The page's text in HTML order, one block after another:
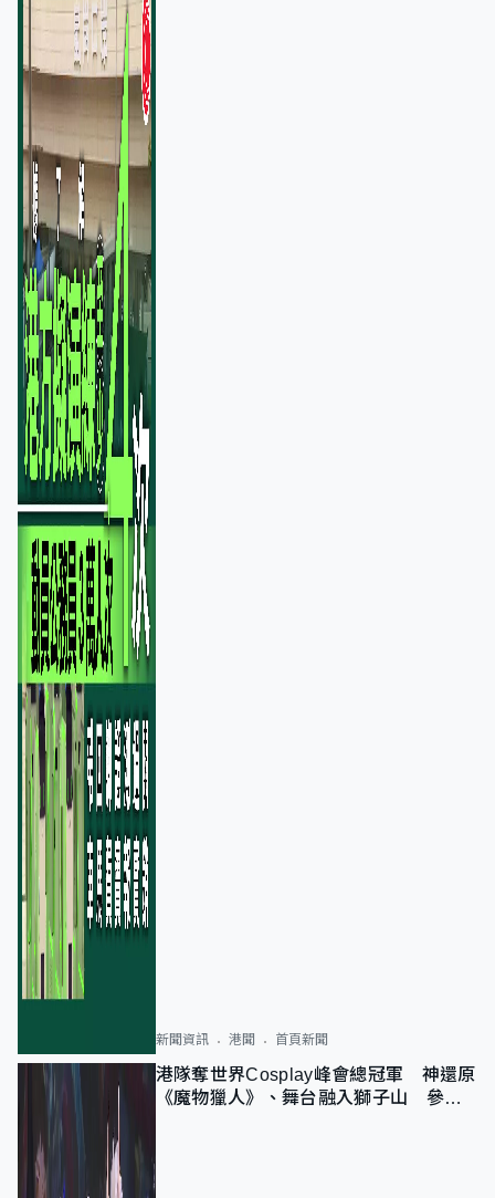
新聞資訊 港聞 首頁新聞
港隊奪世界Cosplay峰會總冠軍 神還原
《魔物獵人》、舞台融入獅子山 參賽